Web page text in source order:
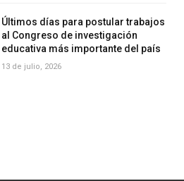
Últimos días para postular trabajos
al Congreso de investigación
educativa más importante del país
13 de julio, 2026